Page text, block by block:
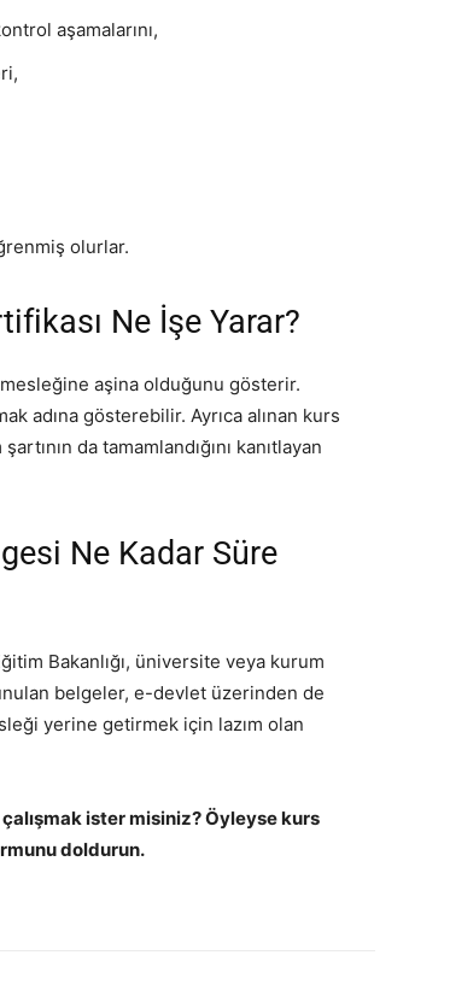
aşamalarını,
olurlar.
Ne İşe Yarar?
aşina olduğunu gösterir.
adına gösterebilir. Ayrıca alınan kurs
da tamamlandığını kanıtlayan
Ne Kadar Süre
Bakanlığı, üniversite veya kurum
belgeler, e-devlet üzerinden de
yerine getirmek için lazım olan
ister misiniz? Öyleyse kurs
doldurun.